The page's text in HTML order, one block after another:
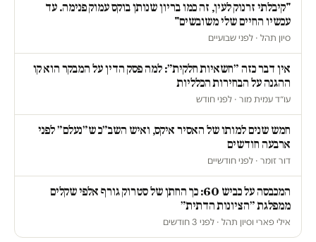
"קיבלתי זרנוק לעין, זה כמו בריון שנותן בוקס עמוק פנימה. עד
עכשיו החיים שלי משובשים"
סיון תהל · לפני שבועיים
אין דבר כזה ״חשאיות חלקית״: למה פסק הדין על המבקר הוא קו
ההגנה על הבחירות הכלליות
עו״ד עמית מור · לפני חודש
חמש שנים למותו של האסיר איקס, ואיש השב״כ ש״נעלם״ לפני
ארבעה חודשים
דור זומר · לפני חודשיים
המכבסה על כביש 60: כך החתן של סטרוק גורף אלפי שקלים
ממפלגת ״הציונות הדתית״
אילי פארי וסיון תהל · לפני 3 חודשים